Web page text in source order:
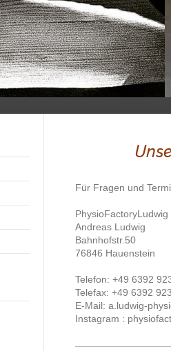
Für Fragen und
PhysioFactoryLudwig
Andreas Ludwig
Bahnhofstr.50
76846 Hauenstein
Telefon: +49 6392
Telefax: +49 6392
E-Mail: a.ludwig-
Instagram :